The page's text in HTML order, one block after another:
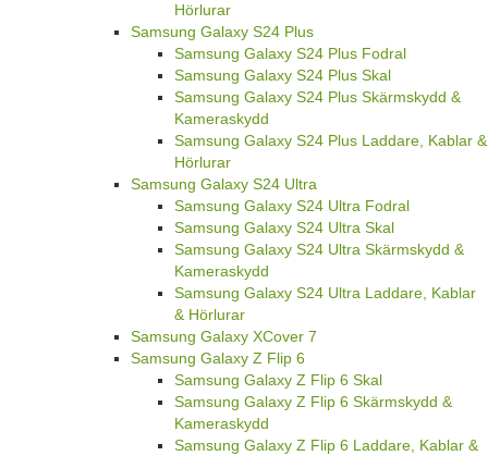
Hörlurar
Samsung Galaxy S24 Plus
Samsung Galaxy S24 Plus Fodral
Samsung Galaxy S24 Plus Skal
Samsung Galaxy S24 Plus Skärmskydd &
Kameraskydd
Samsung Galaxy S24 Plus Laddare, Kablar &
Hörlurar
Samsung Galaxy S24 Ultra
Samsung Galaxy S24 Ultra Fodral
Samsung Galaxy S24 Ultra Skal
Samsung Galaxy S24 Ultra Skärmskydd &
Kameraskydd
Samsung Galaxy S24 Ultra Laddare, Kablar
& Hörlurar
Samsung Galaxy XCover 7
Samsung Galaxy Z Flip 6
Samsung Galaxy Z Flip 6 Skal
Samsung Galaxy Z Flip 6 Skärmskydd &
Kameraskydd
Samsung Galaxy Z Flip 6 Laddare, Kablar &